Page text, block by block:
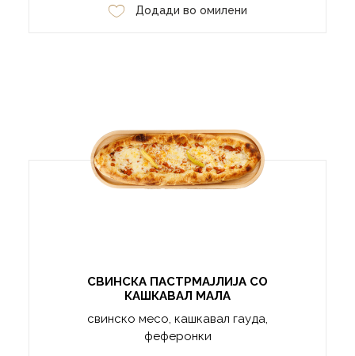
Додади во омилени
СВИНСКА ПАСТРМАЈЛИЈА СО
КАШКАВАЛ МАЛА
свинско месо, кашкавал гауда,
феферонки